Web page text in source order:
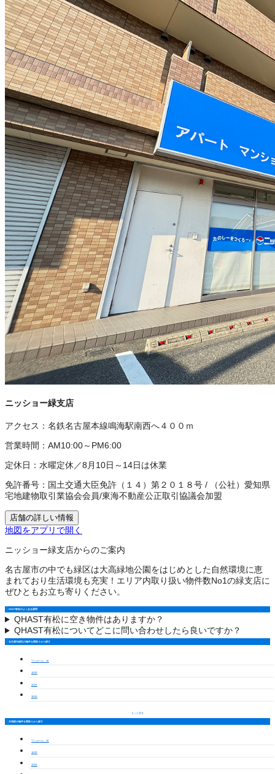
ニッショー緑支店
アクセス： 名鉄名古屋本線鳴海駅南西へ４００ｍ
営業時間： AM10:00～PM6:00
定休日： 水曜定休／8月10日～14日は休業
免許番号： 国土交通大臣免許（１４）第２０１８号 /
（公社）愛知県
宅地建物取引業協会会員/東海不動産公正取引協議会加盟
店舗の詳しい情報
地図をアプリで開く
ニッショー緑支店からのご案内
名古屋市の中でも緑区は大高緑地公園をはじめとした自然環境に恵
まれており生活環境も充実！エリア内取り扱い物件数No1の緑支店に
ぜひともお立ち寄りください。
HAST有松のよくある質問
QHAST有松に空き物件はありますか？
QHAST有松についてどこに問い合わせしたら良いですか？
名古屋市緑区の物件を間取りから探す
ワンルーム・1K
1LDK
2LDK
3LDK
もっと見る
共和駅の物件を間取りから探す
ワンルーム・1K
1LDK
2LDK